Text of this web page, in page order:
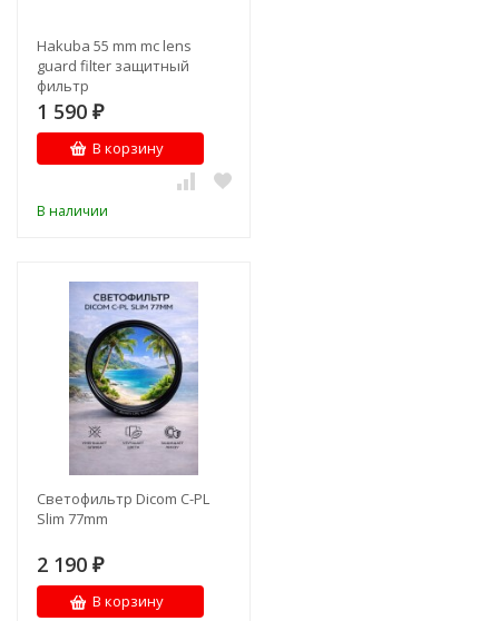
Hakuba 55 mm mc lens
guard filter защитный
фильтр
1 590 ₽
В корзину
В наличии
Светофильтр Dicom C-PL
Slim 77mm
2 190 ₽
В корзину